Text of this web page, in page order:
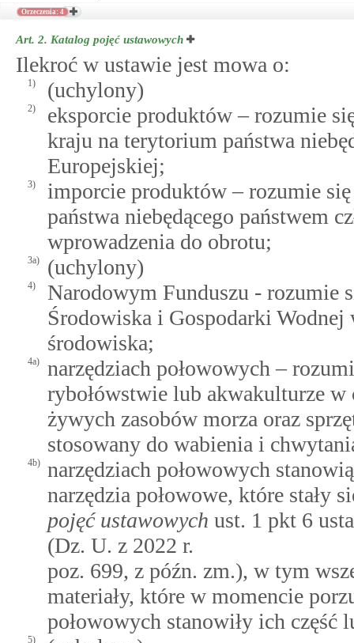
Orzeczenia: 4
Art. 2. Katalog pojęć ustawowych
Ilekroć w ustawie jest mowa o:
1) (uchylony)
2)
eksporcie produktów – rozumie
kraju na terytorium państwa
Europejskiej;
3)
imporcie produktów – rozumie
państwa niebędącego państwem
wprowadzenia do obrotu;
3a) (uchylony)
4)
Narodowym Funduszu - rozumie
Środowiska i Gospodarki
środowiska;
4a)
narzędziach połowowych –
rybołówstwie lub akwakulturze
żywych zasobów morza oraz
stosowany do wabienia i
4b)
narzędziach połowowych
narzędzia połowowe, które stały
pojęć ustawowych ust. 1 pkt 6
(Dz. U. z 2022 r.
poz. 699, z późn. zm.), w tym
materiały, które w momencie
połowowych stanowiły ich część
5)